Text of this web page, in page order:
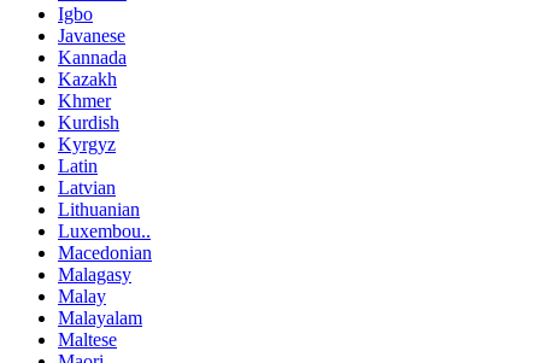
Igbo
Javanese
Kannada
Kazakh
Khmer
Kurdish
Kyrgyz
Latin
Latvian
Lithuanian
Luxembou..
Macedonian
Malagasy
Malay
Malayalam
Maltese